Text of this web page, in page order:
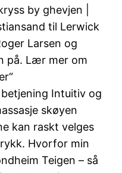
by ghevjen |
til Lerwick
Larsen og
på. Lær mer om
Intuitiv og
skøyen
kan raskt velges
Hvorfor min
Teigen – så